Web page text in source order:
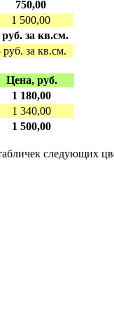
750,00
1 500,00
руб. за кв.см.
руб. за кв.см.
Цена, руб.
1 180,00
1 340,00
1 500,00
следующих